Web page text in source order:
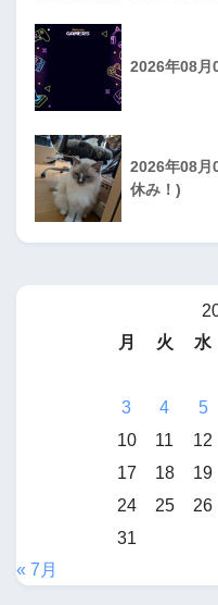
2026年08月
2026年08月
休み！)
月
火 水
3
4 5
10
11 12
17
18 19
24
25 26
31
« 7月